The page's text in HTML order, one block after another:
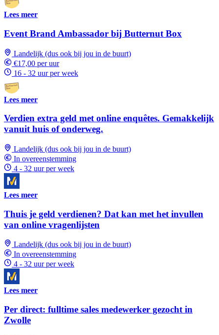
Lees meer
Event Brand Ambassador bij Butternut Box
Landelijk (dus ook bij jou in de buurt)
€17,00 per uur
16 - 32 uur per week
Lees meer
Verdien extra geld met online enquêtes. Gemakkelijk
vanuit huis of onderweg.
Landelijk (dus ook bij jou in de buurt)
In overeenstemming
4 - 32 uur per week
Lees meer
Thuis je geld verdienen? Dat kan met het invullen
van online vragenlijsten
Landelijk (dus ook bij jou in de buurt)
In overeenstemming
4 - 32 uur per week
Lees meer
Per direct: fulltime sales medewerker gezocht in
Zwolle